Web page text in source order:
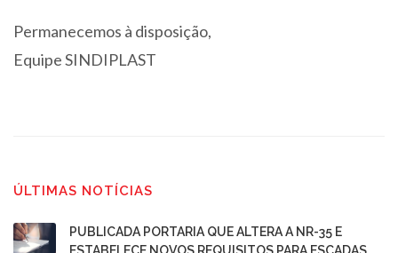
Permanecemos à disposição,
Equipe SINDIPLAST
ÚLTIMAS NOTÍCIAS
PUBLICADA PORTARIA QUE ALTERA A NR-35 E